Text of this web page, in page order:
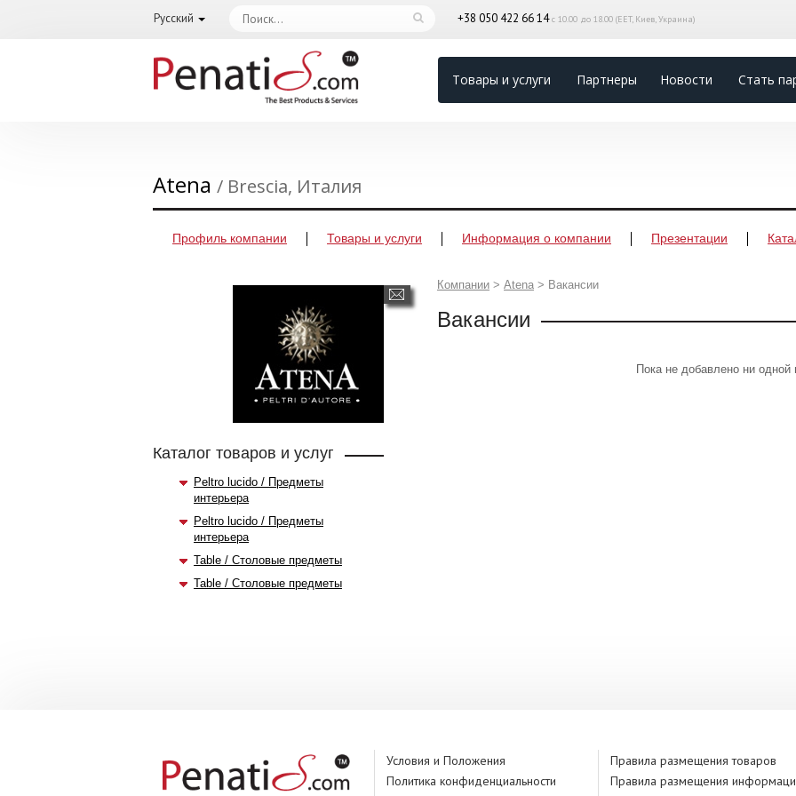
Русский +38 050 422 66 14с 10.00 до 18.00 (EET, Киев, Украина)
Товары и услуги Партнеры Новости Стать
Atena / Brescia, Италия
Профиль компании Товары и услуги Информация о компании Презентации
Каталог товаров и услуг
Peltro lucido / Предметы
интерьера
Peltro lucido / Предметы
интерьера
Table / Столовые предметы
Table / Столовые предметы
Компании > Atena > Вакансии
Вакансии
Пока не добавлено ни одной
Условия и Положения
Политика конфиденциальности
Правила размещения товаров
Правила размещения